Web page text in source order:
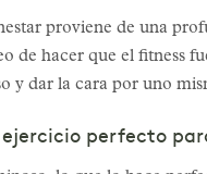
proviene de una
de hacer que el fitness
y dar la cara por uno
perfecto